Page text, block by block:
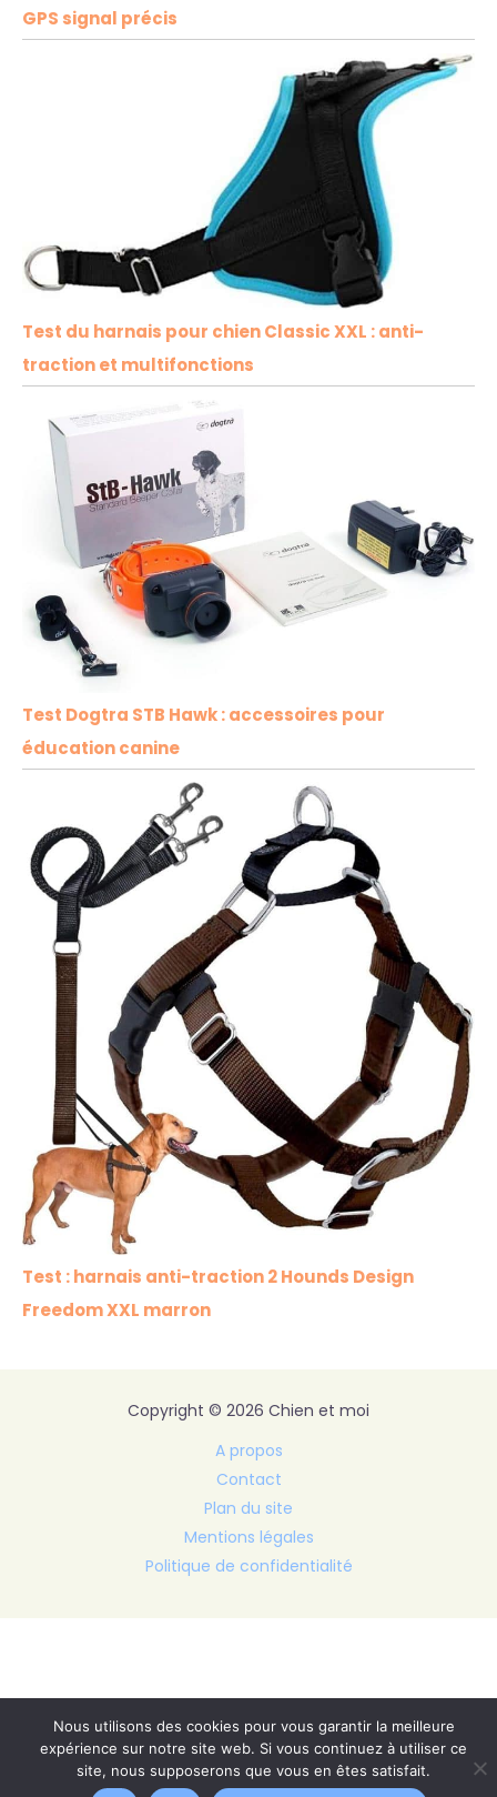
GPS signal précis
Test du harnais pour chien Classic XXL : anti-
traction et multifonctions
Test Dogtra STB Hawk : accessoires pour
éducation canine
Test : harnais anti-traction 2 Hounds Design
Freedom XXL marron
Copyright © 2026 Chien et moi
A propos
Contact
Plan du site
Mentions légales
Politique de confidentialité
Nous utilisons des cookies pour vous garantir la meilleure
expérience sur notre site web. Si vous continuez à utiliser ce
site, nous supposerons que vous en êtes satisfait.